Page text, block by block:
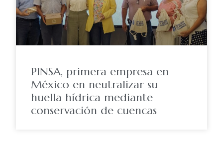
PINSA, primera empresa en
México en neutralizar su
huella hídrica mediante
conservación de cuencas